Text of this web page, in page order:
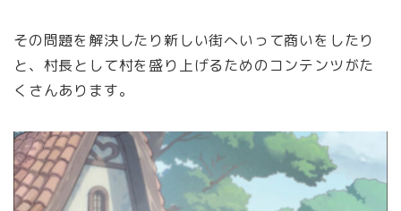
その問題を解決したり新しい街へいって商いをしたり
と、村長として村を盛り上げるためのコンテンツがた
くさんあります。